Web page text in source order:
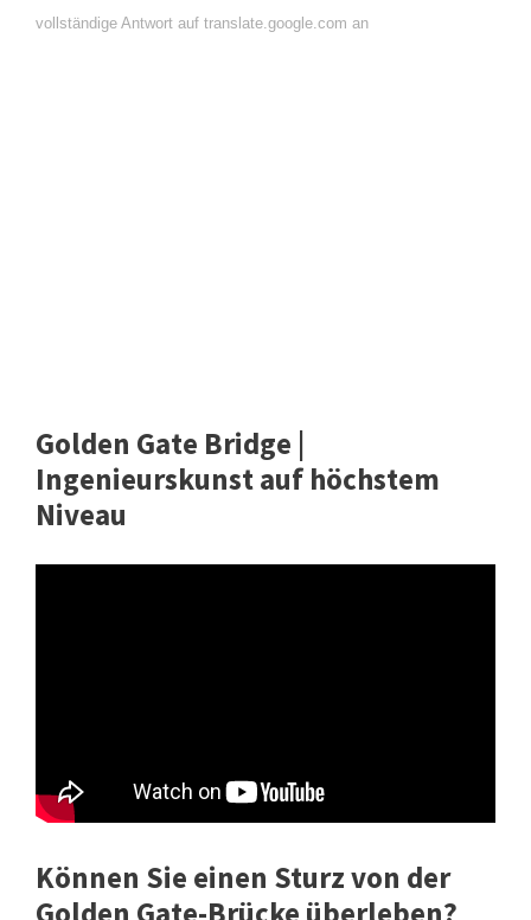
vollständige Antwort auf translate.google.com an
Golden Gate Bridge |
Ingenieurskunst auf höchstem
Niveau
Können Sie einen Sturz von der
Golden Gate-Brücke überleben?